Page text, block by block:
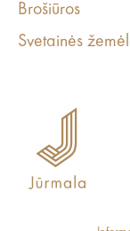
Brošiūros
Svetainės